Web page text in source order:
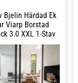
som hotell, butiker,
kaféer - eller på de
där golvet
lite extra. Den
ytan skyddar mot
gör golvet lätt att
Bjelin Härdad Ek
Viarp Borstad
3.0 XXL 1-Stav